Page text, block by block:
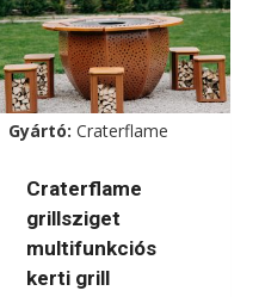
van.
A
változatok
a
termékoldalon
választhatók
ki
Gyártó: Craterflame
Craterflame
grillsziget
multifunkciós
kerti grill